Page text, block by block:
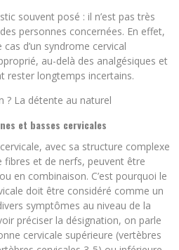
souvent posé : il n’est pas très
personnes concernées. En effet,
d’un syndrome cervical
au-delà des analgésiques et
rester longtemps incertains.
? La détente au naturel
et basses cervicales
avec sa structure complexe
fibres et de nerfs, peuvent être
en combinaison. C’est pourquoi le
doit être considéré comme un
symptômes au niveau de la
préciser la désignation, on parle
cervicale supérieure (vertèbres